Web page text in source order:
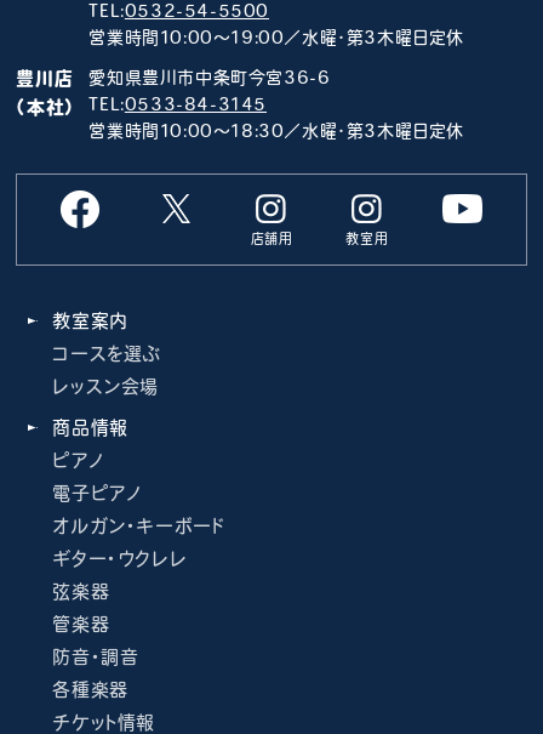
TEL:0532-54-5500
営業時間10:00～19:00／水曜･第3木曜日定休
豊川店
（本社）
愛知県豊川市中条町今宮36-6
TEL:0533-84-3145
営業時間10:00～18:30／水曜･第3木曜日定休
店舗用 教室用
教室案内
コースを選ぶ
レッスン会場
商品情報
ピアノ
電子ピアノ
オルガン・キーボード
ギター・ウクレレ
弦楽器
管楽器
防音・調音
各種楽器
チケット情報